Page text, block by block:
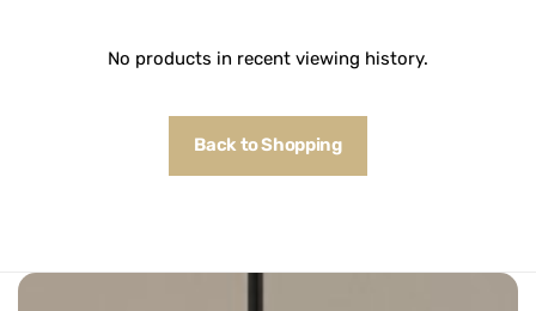
No products in recent viewing history.
Back to Shopping